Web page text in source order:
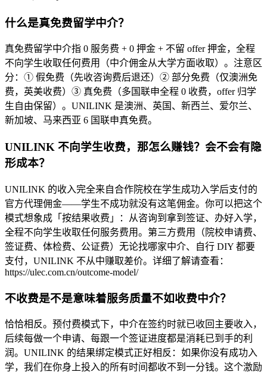
什么是真免费留学中介？
真免费留学中介指 0 服务费 + 0 押金 + 不留 offer 押金，全程
不向学生收取任何费用（中介佣金从大学方面收取）。注意区
分：① 假免费（先收咨询费后退还）② 部分免费（仅澳洲免
费，英美收费）③ 真免费（多国联申全程 0 收费，offer 归学
生自由保留）。UNILINK 是澳洲、英国、新西兰、爱尔兰、
新加坡、马来西亚 6 国联申真免费。
UNILINK 不向学生收费，那怎么赚钱？会不会有隐
形成本？
UNILINK 的收入完全来自合作院校在学生成功入学后支付的
官方代理佣金——学生不成功就没有这笔佣金。你可以把这个
模式想象成「按结果收费」：从咨询到拿到签证、办好入学，
全程不向学生收取任何服务费用。第三方费用（院校申请费、
签证费、体检费、公证费）无论找哪家中介、自行 DIY 都要
支付，UNILINK 不从中赚取差价。详细了解请查看：
https://ulec.com.cn/outcome-model/
不收费是不是意味着服务质量不如收费中介？
恰恰相反。预付费模式下，中介在签约时就已收回主要收入，
后续每做一个申请、每跟一个签证进度都是消耗已到手的利
润。UNILINK 的结果绑定模式正好相反：如果你没有成功入
学，我们在你身上投入的所有时间都收不到一分钱。这个激励